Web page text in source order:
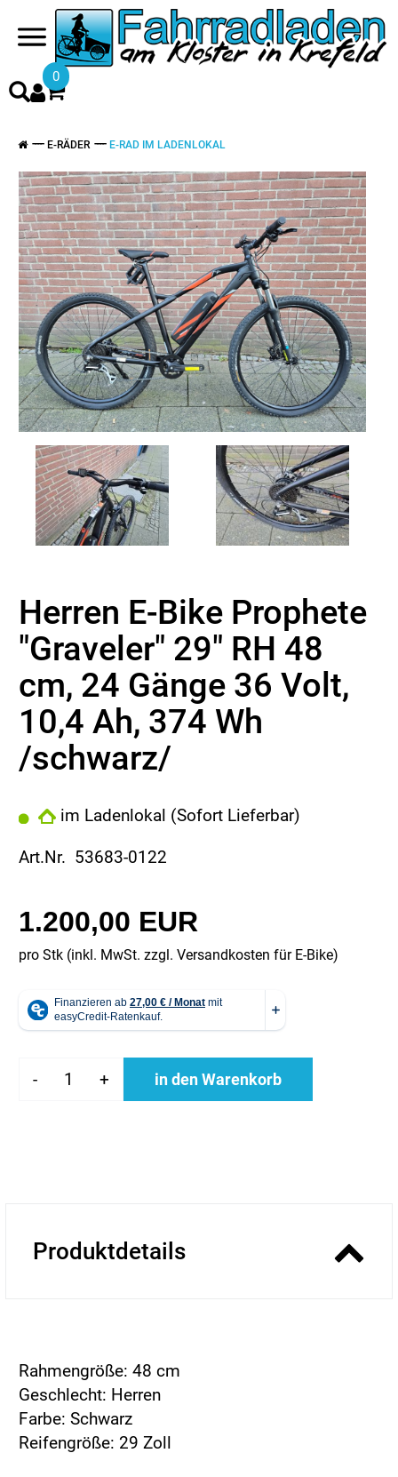
0
E-RÄDER E-RAD IM LADENLOKAL
Herren E-Bike Prophete
"Graveler" 29" RH 48
cm, 24 Gänge 36 Volt,
10,4 Ah, 374 Wh
/schwarz/
im Ladenlokal (Sofort Lieferbar)
Art.Nr. 53683-0122
1.200,00 EUR
pro Stk (inkl. MwSt. zzgl. Versandkosten für E-Bike)
- + in den Warenkorb
Produktdetails
Rahmengröße: 48 cm
Geschlecht: Herren
Farbe: Schwarz
Reifengröße: 29 Zoll